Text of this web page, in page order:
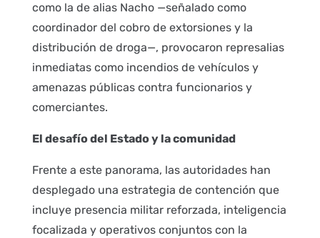
como la de alias Nacho —señalado como
coordinador del cobro de extorsiones y la
distribución de droga—, provocaron represalias
inmediatas como incendios de vehículos y
amenazas públicas contra funcionarios y
comerciantes.
El desafío del Estado y la comunidad
Frente a este panorama, las autoridades han
desplegado una estrategia de contención que
incluye presencia militar reforzada, inteligencia
focalizada y operativos conjuntos con la